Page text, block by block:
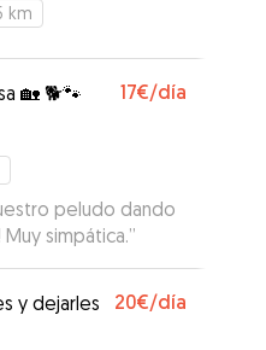
de cómo lo estaba
km
🏡 🐕🐾 17€/día
peludo dando
simpática.”
y dejarles
20€/día